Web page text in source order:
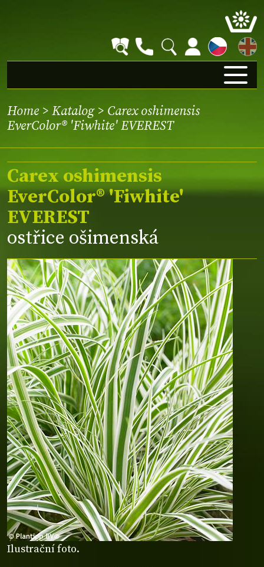
EN
Home > Katalog> Carex oshimensis
EverColor® 'Fiwhite' EVEREST
Ilustrační foto.
Carex oshimensis
EverColor® 'Fiwhite'
EVEREST
ostřice ošimenská